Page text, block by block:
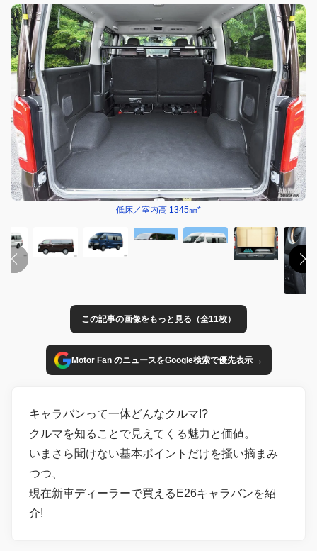
低床／室内高 1345㎜*
この記事の画像をもっと見る（全11枚）
Motor Fan のニュースをGoogle検索で優先表示→
キャラバンって一体どんなクルマ!?
クルマを知ることで見えてくる魅力と価値。
いまさら聞けない基本ポイントだけを掻い摘まみ
つつ、
現在新車ディーラーで買えるE26キャラバンを紹
介!